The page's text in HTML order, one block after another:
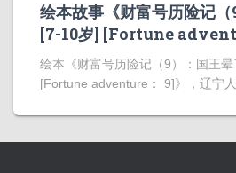
绘本故事《财富号历险记
[7-10岁] [Fortune
绘本《财富号历险记（9）：国王
[Fortune adventure： 9]》，辽宁